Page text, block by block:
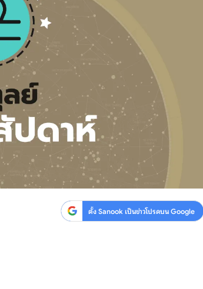
Sanook Choice
ตั้ง Sanook เป็นข่าวโปรดบน Google